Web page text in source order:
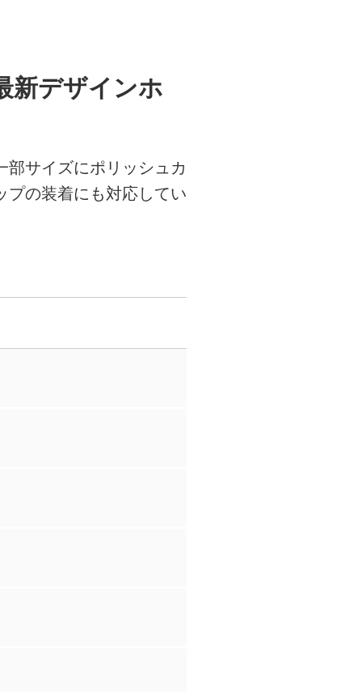
新デザインホ
サイズにポリッシュカ
プの装着にも対応してい